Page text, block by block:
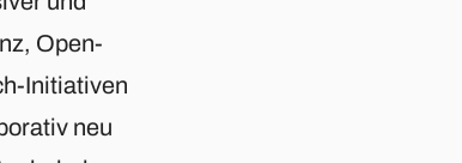
Open-
Initiativen
neu